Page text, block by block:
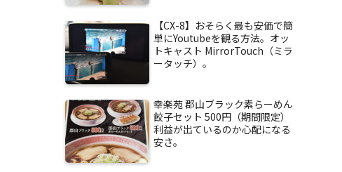
【CX-8】おそらく最も安価で簡
単にYoutubeを観る方法。オッ
トキャスト MirrorTouch（ミラ
ータッチ）。
幸楽苑 郡山ブラック素らーめん
餃子セット 500円（期間限定）
利益が出ているのか心配になる
安さ。